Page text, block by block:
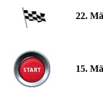
22.
15.